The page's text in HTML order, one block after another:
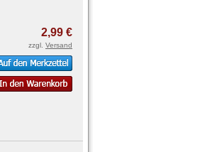
2,99 €
zzgl. Versand